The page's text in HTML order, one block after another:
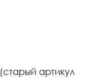
артикул